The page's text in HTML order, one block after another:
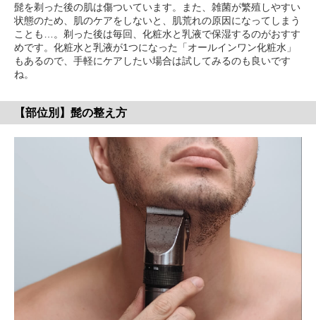
髭を剃った後の肌は傷ついています。また、雑菌が繁殖しやすい
状態のため、肌のケアをしないと、肌荒れの原因になってしまう
ことも…。剃った後は毎回、化粧水と乳液で保湿するのがおすす
めです。化粧水と乳液が1つになった「オールインワン化粧水」
もあるので、手軽にケアしたい場合は試してみるのも良いです
ね。
【部位別】髭の整え方